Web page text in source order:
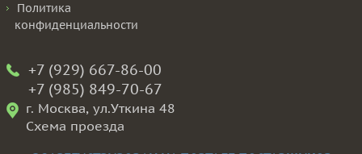
Политика
конфиденциальности
+7 (929) 667-86-00
+7 (985) 849-70-67
г. Москва, ул.Уткина 48
Схема проезда